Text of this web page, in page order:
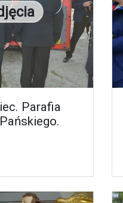
zdjęć
Parafia